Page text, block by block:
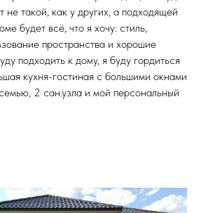
такой, как у других, а подходящей
будет всё, что я хочу: стиль,
пространства и хорошие
подходить к дому, я буду гордиться
кухня-гостиная с большими окнами
2 сан.узла и мой персональный